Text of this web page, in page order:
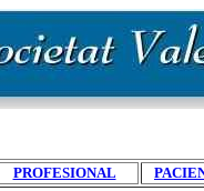
PROFESIONAL